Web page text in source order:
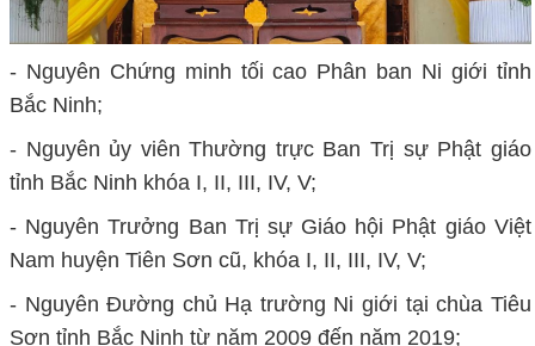
- Nguyên Chứng minh tối cao Phân ban Ni giới tỉnh
Bắc Ninh;
- Nguyên ủy viên Thường trực Ban Trị sự Phật giáo
tỉnh Bắc Ninh khóa I, II, III, IV, V;
- Nguyên Trưởng Ban Trị sự Giáo hội Phật giáo Việt
Nam huyện Tiên Sơn cũ, khóa I, II, III, IV, V;
- Nguyên Đường chủ Hạ trường Ni giới tại chùa Tiêu
Sơn tỉnh Bắc Ninh từ năm 2009 đến năm 2019;